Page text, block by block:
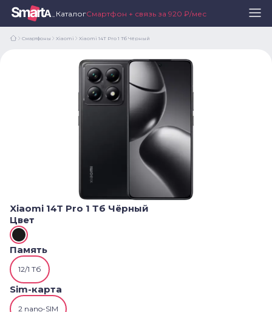
КаталогСмартфон + связь за 920 ₽/мес
Смартфоны Xiaomi Xiaomi 14T Pro 1 Тб Чёрный
Xiaomi 14T Pro 1 Тб Чёрный
Цвет
Память
12/1 Тб
Sim-карта
2 nano-SIM